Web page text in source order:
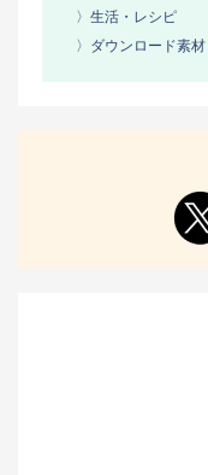
〉生活・レシピ
〉ダウンロード素材